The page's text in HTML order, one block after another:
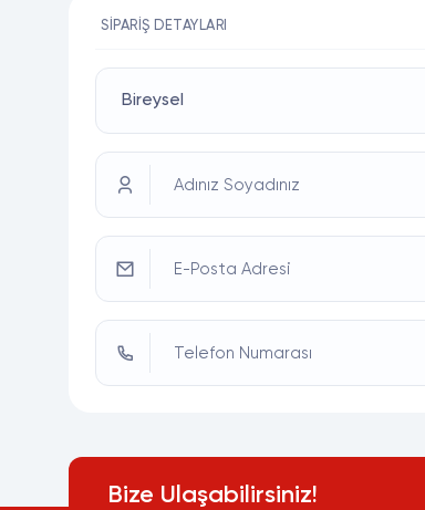
SIPARIŞ DETAYLARI
Adınız Soyadınız
E-Posta Adresi
Telefon Numarası
Bize Ulaşabilirsiniz!